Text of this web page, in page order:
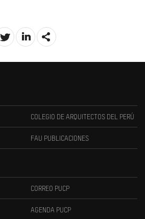
COLEGIO DE ARQUITECTOS DEL PERÚ
FAU PUBLICACIONES
CORREO PUCP
AGENDA PUCP